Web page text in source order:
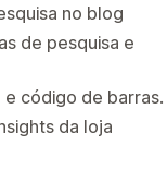
no blog
de pesquisa e
código de barras.
da loja